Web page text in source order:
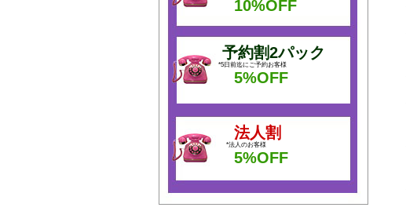
10%OFF
予約割2パック
*5日前迄にご予約お客様
5%OFF
法人割
*法人のお客様
5%OFF